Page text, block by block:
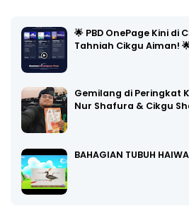
🌟 PBD OnePage Kini di
Tahniah Cikgu Aiman!
Gemilang di Peringkat
Nur Shafura & Cikgu
BAHAGIAN TUBUH